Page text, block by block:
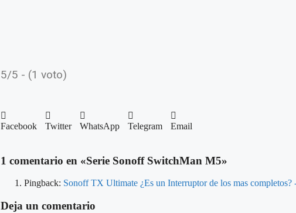
5/5 - (1 voto)
Facebook Twitter WhatsApp Telegram Email
1 comentario en «Serie Sonoff SwitchMan M5»
Pingback: Sonoff TX Ultimate ¿Es un Interruptor de los mas
Deja un comentario